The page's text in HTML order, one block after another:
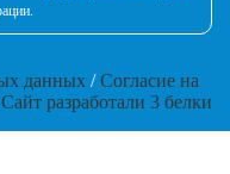
данных /Согласие на
Сайт разработали 3 белки